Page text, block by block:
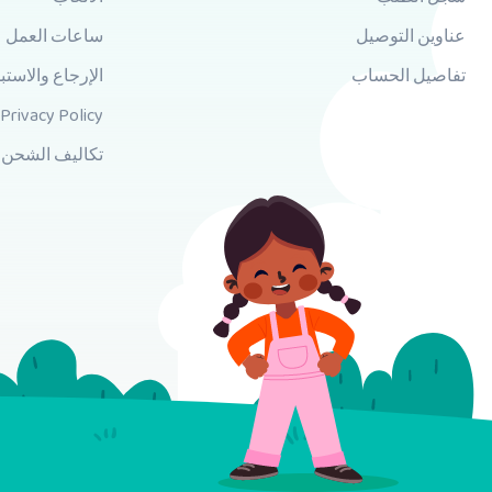
عناوين التوصيل
تفاصيل الحساب
ساعات العمل
الإرجاع
Privacy Policy
تكاليف الشحن